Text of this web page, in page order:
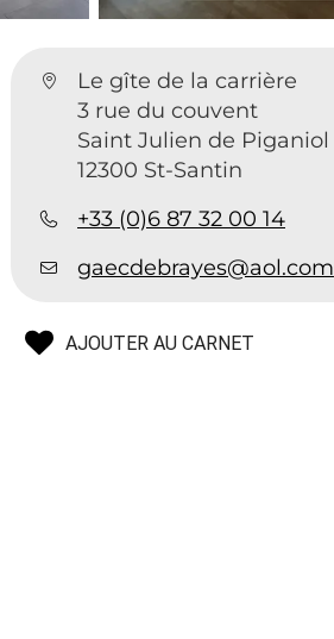
Le gîte de la carrière
3 rue du couvent
Saint Julien de Piganiol
12300 St-Santin
+33 (0)6 87 32 00 14
gaecdebrayes@aol.com
AJOUTER AU CARNET